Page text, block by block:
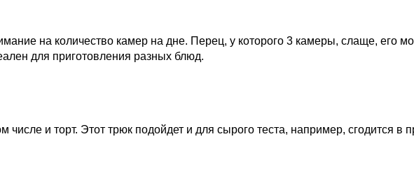
на количество камер на дне. Перец, у которого 3 камеры, слаще, его
для приготовления разных блюд.
числе и торт. Этот трюк подойдет и для сырого теста, например, сгодится в